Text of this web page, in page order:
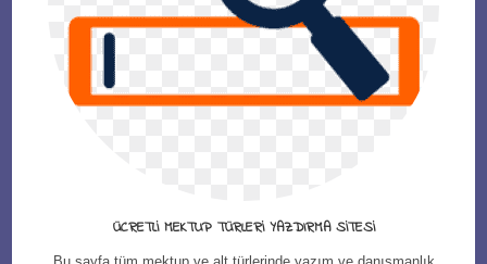
ÜCRETLI MEKTUP TÜRLERI YAZDIRMA SITESI